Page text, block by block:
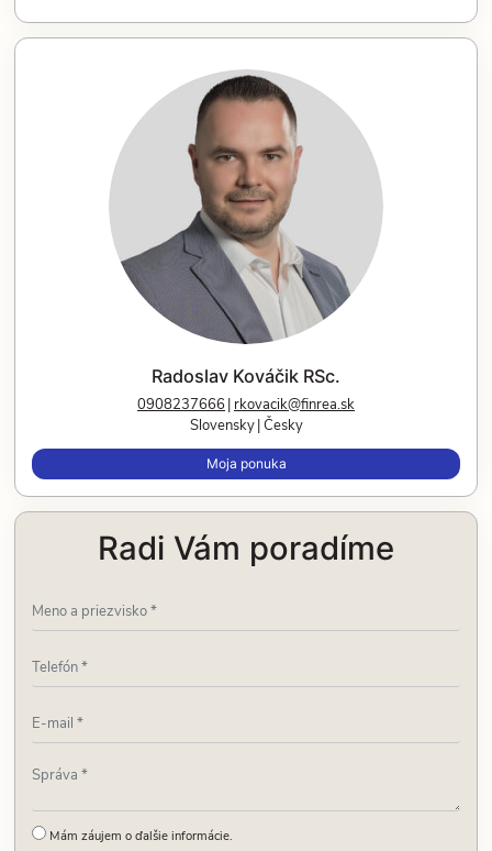
Radoslav Kováčik RSc.
0908237666 rkovacik@finrea.sk
Slovensky Česky
Moja ponuka
Radi Vám poradíme
Mám záujem o ďalšie informácie.